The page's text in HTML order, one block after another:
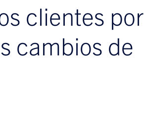
clientes por
cambios de